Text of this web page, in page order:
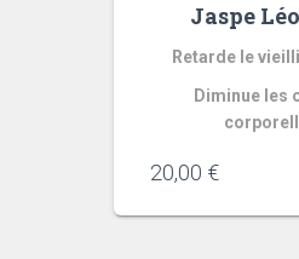
Jaspe
Retarde le
Diminue les
20,00 €